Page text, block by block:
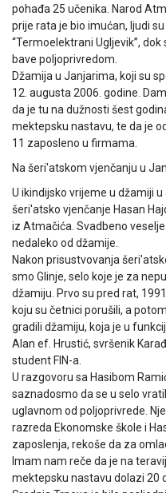
pohađa 25 učenika. Narod
prije rata je bio imućan, ljudi
“Termoelektrani Ugljevik”,
bave poljoprivredom.
Džamija u Janjarima, koji su
12. augusta 2006. godine.
da je tu na dužnosti šest
mektepsku nastavu, te da je
11 zaposleno u firmama.
Na šeri'atskom vjenčanju u
U ikindijsko vrijeme u džamiji
šeri'atsko vjenčanje Hasan
iz Atmačića. Svadbeno
nedaleko od džamije.
Nakon prisustvovanja
smo Glinje, selo koje je za
džamiju. Prvo su pred rat,
koju su četnici porušili, a
gradili džamiju, koja je u
Alan ef. Hrustić, svršenik
student FIN-a.
U razgovoru sa Hasibom
saznadosmo da se u selo
uglavnom od poljoprivrede.
razreda Ekonomske škole i
zaposlenja, rekoše da za
Imam nam reče da je na
mektepsku nastavu dolazi 20